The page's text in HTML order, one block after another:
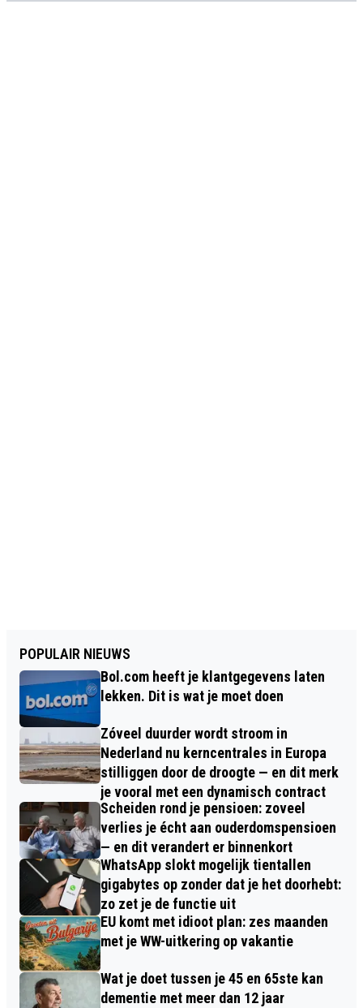
POPULAIR NIEUWS
Bol.com heeft je klantgegevens laten
lekken. Dit is wat je moet doen
Zóveel duurder wordt stroom in
Nederland nu kerncentrales in Europa
stilliggen door de droogte — en dit merk
je vooral met een dynamisch contract
Scheiden rond je pensioen: zoveel
verlies je écht aan ouderdomspensioen
— en dit verandert er binnenkort
WhatsApp slokt mogelijk tientallen
gigabytes op zonder dat je het doorhebt:
zo zet je de functie uit
EU komt met idioot plan: zes maanden
met je WW-uitkering op vakantie
Wat je doet tussen je 45 en 65ste kan
dementie met meer dan 12 jaar